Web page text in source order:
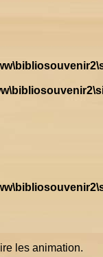
les animation.